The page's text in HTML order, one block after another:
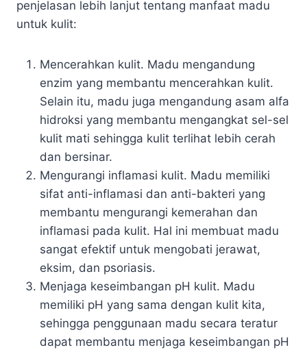
penjelasan lebih lanjut tentang manfaat madu
untuk kulit:
Mencerahkan kulit. Madu mengandung
enzim yang membantu mencerahkan kulit.
Selain itu, madu juga mengandung asam alfa
hidroksi yang membantu mengangkat sel-sel
kulit mati sehingga kulit terlihat lebih cerah
dan bersinar.
Mengurangi inflamasi kulit. Madu memiliki
sifat anti-inflamasi dan anti-bakteri yang
membantu mengurangi kemerahan dan
inflamasi pada kulit. Hal ini membuat madu
sangat efektif untuk mengobati jerawat,
eksim, dan psoriasis.
Menjaga keseimbangan pH kulit. Madu
memiliki pH yang sama dengan kulit kita,
sehingga penggunaan madu secara teratur
dapat membantu menjaga keseimbangan pH